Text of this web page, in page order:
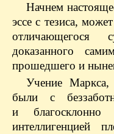
Начнем
эссе с тезиса,
отличающегося
доказанного
прошедшего и
Учение
были с
и благосклонно
интеллигенцией